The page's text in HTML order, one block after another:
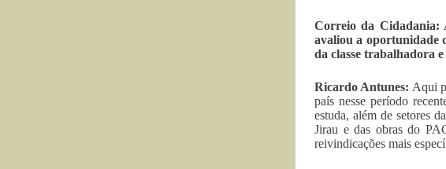
Correio da Cidadania:
avaliou a oportunidade
da classe trabalhadora
Ricardo Antunes: Aqui
país nesse período
estuda, além de setores
Jirau e das obras do
reivindicações mais